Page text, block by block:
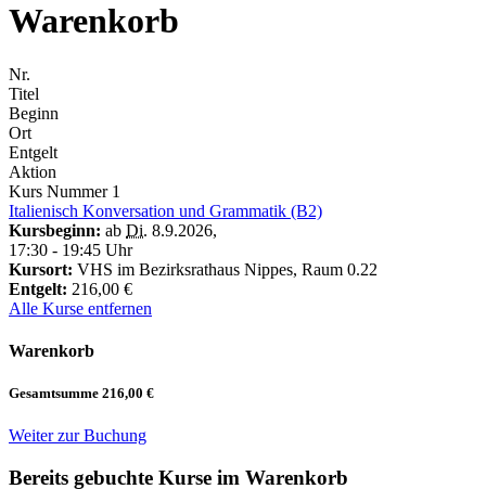
Warenkorb
Nr.
Titel
Beginn
Ort
Entgelt
Aktion
Kurs Nummer 1
Italienisch Konversation und Grammatik (B2)
Kursbeginn: ab Di. 8.9.2026,
17:30 - 19:45 Uhr
Kursort: VHS im Bezirksrathaus Nippes, Raum 0.22
Entgelt: 216,00 €
Alle Kurse entfernen
Warenkorb
Gesamtsumme 216,00 €
Weiter zur Buchung
Bereits gebuchte Kurse im Warenkorb